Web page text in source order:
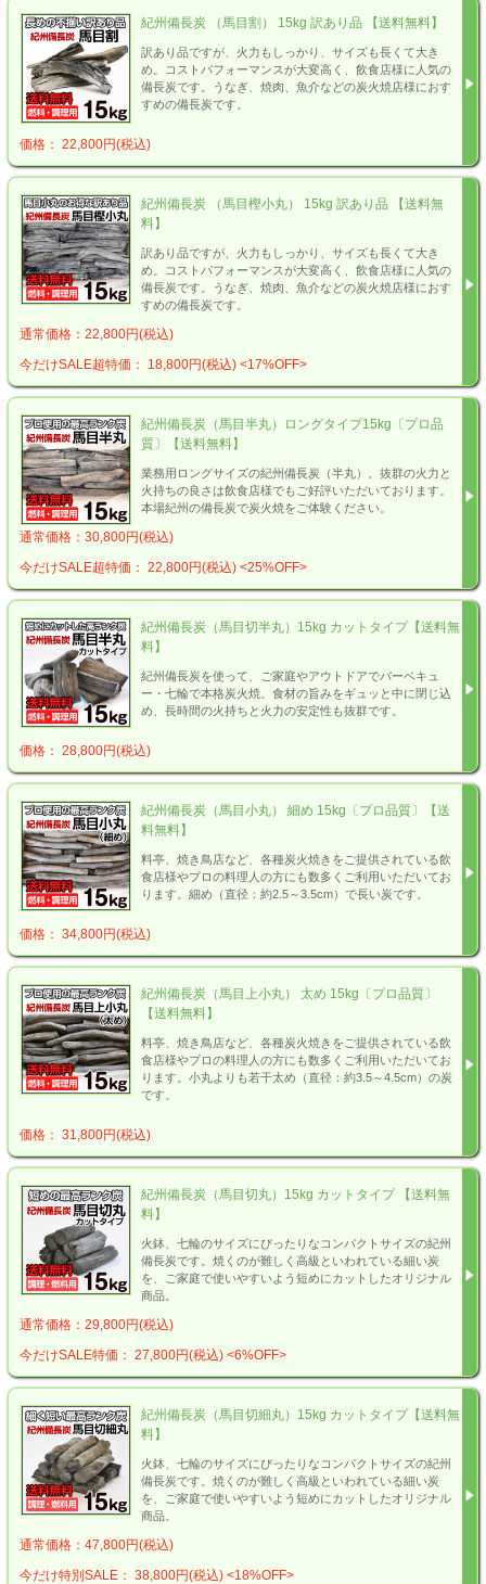
紀州備長炭 （馬目割） 15kg 訳あり品 【送料無料】
訳あり品ですが、火力もしっかり、サイズも長くて大き
め。コストパフォーマンスが大変高く、飲食店様に人気の
備長炭です。うなぎ、焼肉、魚介などの炭火焼店様におす
すめの備長炭です。
価格： 22,800円(税込)
紀州備長炭 （馬目樫小丸） 15kg 訳あり品 【送料無
料】
訳あり品ですが、火力もしっかり、サイズも長くて大き
め。コストパフォーマンスが大変高く、飲食店様に人気の
備長炭です。うなぎ、焼肉、魚介などの炭火焼店様におす
すめの備長炭です。
通常価格：22,800円(税込)
今だけSALE超特価： 18,800円(税込) <17%OFF>
紀州備長炭（馬目半丸）ロングタイプ15kg〔プロ品
質〕【送料無料】
業務用ロングサイズの紀州備長炭（半丸）。抜群の火力と
火持ちの良さは飲食店様でもご好評いただいております。
本場紀州の備長炭で炭火焼をご体験ください。
通常価格：30,800円(税込)
今だけSALE超特価： 22,800円(税込) <25%OFF>
紀州備長炭（馬目切半丸）15kg カットタイプ【送料無
料】
紀州備長炭を使って、ご家庭やアウトドアでバーベキュ
ー・七輪で本格炭火焼。食材の旨みをギュッと中に閉じ込
め、長時間の火持ちと火力の安定性も抜群です。
価格： 28,800円(税込)
紀州備長炭（馬目小丸） 細め 15kg〔プロ品質〕【送
料無料】
料亭、焼き鳥店など、各種炭火焼きをご提供されている飲
食店様やプロの料理人の方にも数多くご利用いただいてお
ります。細め（直径：約2.5～3.5cm）で長い炭です。
価格： 34,800円(税込)
紀州備長炭（馬目上小丸） 太め 15kg〔プロ品質〕
【送料無料】
料亭、焼き鳥店など、各種炭火焼きをご提供されている飲
食店様やプロの料理人の方にも数多くご利用いただいてお
ります。小丸よりも若干太め（直径：約3.5～4.5cm）の炭
です。
価格： 31,800円(税込)
紀州備長炭（馬目切丸）15kg カットタイプ 【送料無
料】
火鉢、七輪のサイズにぴったりなコンパクトサイズの紀州
備長炭です。焼くのが難しく高級といわれている細い炭
を、ご家庭で使いやすいよう短めにカットしたオリジナル
商品。
通常価格：29,800円(税込)
今だけSALE特価： 27,800円(税込) <6%OFF>
紀州備長炭（馬目切細丸）15kg カットタイプ【送料無
料】
火鉢、七輪のサイズにぴったりなコンパクトサイズの紀州
備長炭です。焼くのが難しく高級といわれている細い炭
を、ご家庭で使いやすいよう短めにカットしたオリジナル
商品。
通常価格：47,800円(税込)
今だけ特別SALE： 38,800円(税込) <18%OFF>